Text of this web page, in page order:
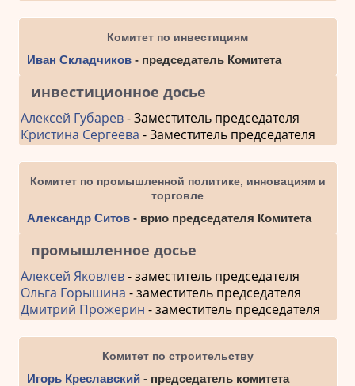
Комитет по инвестициям
Иван Складчиков- председатель Комитета
инвестиционное досье
Алексей Губарев- Заместитель председателя
Кристина Сергеева - Заместитель председателя
Комитет по промышленной политике, инновациям и
торговле
Александр Ситов- врио председателя Комитета
промышленное досье
Алексей Яковлев- заместитель председателя
Ольга Горышина - заместитель председателя
Дмитрий Прожерин - заместитель председателя
Комитет по строительству
Игорь Креславский - председатель комитета